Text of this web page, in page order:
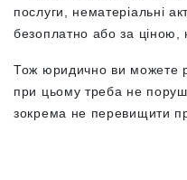
послуги, нематеріальні
безоплатно або за ціною,
Тож юридично ви можете
при цьому треба не
зокрема не перевищити